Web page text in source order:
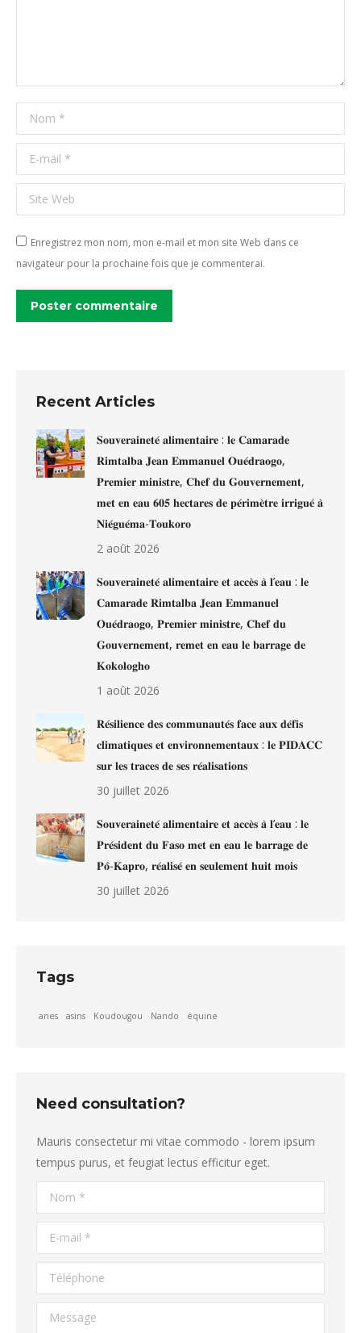
Nom *
E-mail *
Site Web
Enregistrez mon nom, mon e-mail et mon site Web dans ce
navigateur pour la prochaine fois que je commenterai.
Poster commentaire
Recent Articles
𝐒𝐨𝐮𝐯𝐞𝐫𝐚𝐢𝐧𝐞𝐭𝐞́ 𝐚𝐥𝐢𝐦𝐞𝐧𝐭𝐚𝐢𝐫𝐞 : 𝐥𝐞 𝐂𝐚𝐦𝐚𝐫𝐚𝐝𝐞
𝐑𝐢𝐦𝐭𝐚𝐥𝐛𝐚 𝐉𝐞𝐚𝐧 𝐄𝐦𝐦𝐚𝐧𝐮𝐞𝐥 𝐎𝐮𝐞́𝐝𝐫𝐚𝐨𝐠𝐨,
𝐏𝐫𝐞𝐦𝐢𝐞𝐫 𝐦𝐢𝐧𝐢𝐬𝐭𝐫𝐞, 𝐂𝐡𝐞𝐟 𝐝𝐮 𝐆𝐨𝐮𝐯𝐞𝐫𝐧𝐞𝐦𝐞𝐧𝐭,
𝐦𝐞𝐭 𝐞𝐧 𝐞𝐚𝐮 𝟔𝟎𝟓 𝐡𝐞𝐜𝐭𝐚𝐫𝐞𝐬 𝐝𝐞 𝐩𝐞́𝐫𝐢𝐦𝐞̀𝐭𝐫𝐞 𝐢𝐫𝐫𝐢𝐠𝐮𝐞́ 𝐚̀
𝐍𝐢𝐞́𝐠𝐮𝐞́𝐦𝐚-𝐓𝐨𝐮𝐤𝐨𝐫𝐨
2 août 2026
𝐒𝐨𝐮𝐯𝐞𝐫𝐚𝐢𝐧𝐞𝐭𝐞́ 𝐚𝐥𝐢𝐦𝐞𝐧𝐭𝐚𝐢𝐫𝐞 𝐞𝐭 𝐚𝐜𝐜𝐞̀𝐬 𝐚̀ 𝐥’𝐞𝐚𝐮 : 𝐥𝐞
𝐂𝐚𝐦𝐚𝐫𝐚𝐝𝐞 𝐑𝐢𝐦𝐭𝐚𝐥𝐛𝐚 𝐉𝐞𝐚𝐧 𝐄𝐦𝐦𝐚𝐧𝐮𝐞𝐥
𝐎𝐮𝐞́𝐝𝐫𝐚𝐨𝐠𝐨, 𝐏𝐫𝐞𝐦𝐢𝐞𝐫 𝐦𝐢𝐧𝐢𝐬𝐭𝐫𝐞, 𝐂𝐡𝐞𝐟 𝐝𝐮
𝐆𝐨𝐮𝐯𝐞𝐫𝐧𝐞𝐦𝐞𝐧𝐭, 𝐫𝐞𝐦𝐞𝐭 𝐞𝐧 𝐞𝐚𝐮 𝐥𝐞 𝐛𝐚𝐫𝐫𝐚𝐠𝐞 𝐝𝐞
𝐊𝐨𝐤𝐨𝐥𝐨𝐠𝐡𝐨
1 août 2026
𝐑𝐞́𝐬𝐢𝐥𝐢𝐞𝐧𝐜𝐞 𝐝𝐞𝐬 𝐜𝐨𝐦𝐦𝐮𝐧𝐚𝐮𝐭𝐞́𝐬 𝐟𝐚𝐜𝐞 𝐚𝐮𝐱 𝐝𝐞́𝐟𝐢𝐬
𝐜𝐥𝐢𝐦𝐚𝐭𝐢𝐪𝐮𝐞𝐬 𝐞𝐭 𝐞𝐧𝐯𝐢𝐫𝐨𝐧𝐧𝐞𝐦𝐞𝐧𝐭𝐚𝐮𝐱 : 𝐥𝐞 𝐏𝐈𝐃𝐀𝐂𝐂
𝐬𝐮𝐫 𝐥𝐞𝐬 𝐭𝐫𝐚𝐜𝐞𝐬 𝐝𝐞 𝐬𝐞𝐬 𝐫𝐞́𝐚𝐥𝐢𝐬𝐚𝐭𝐢𝐨𝐧𝐬
30 juillet 2026
𝐒𝐨𝐮𝐯𝐞𝐫𝐚𝐢𝐧𝐞𝐭𝐞́ 𝐚𝐥𝐢𝐦𝐞𝐧𝐭𝐚𝐢𝐫𝐞 𝐞𝐭 𝐚𝐜𝐜𝐞̀𝐬 𝐚̀ 𝐥’𝐞𝐚𝐮 : 𝐥𝐞
𝐏𝐫𝐞́𝐬𝐢𝐝𝐞𝐧𝐭 𝐝𝐮 𝐅𝐚𝐬𝐨 𝐦𝐞𝐭 𝐞𝐧 𝐞𝐚𝐮 𝐥𝐞 𝐛𝐚𝐫𝐫𝐚𝐠𝐞 𝐝𝐞
𝐏𝐨̂-𝐊𝐚𝐩𝐫𝐨, 𝐫𝐞́𝐚𝐥𝐢𝐬𝐞́ 𝐞𝐧 𝐬𝐞𝐮𝐥𝐞𝐦𝐞𝐧𝐭 𝐡𝐮𝐢𝐭 𝐦𝐨𝐢𝐬
30 juillet 2026
Tags
anes asins Koudougou Nando équine
Need consultation?
Mauris consectetur mi vitae commodo - lorem ipsum
tempus purus, et feugiat lectus efficitur eget.
Nom *
E-mail *
Téléphone
Message